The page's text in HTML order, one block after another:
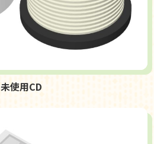
未使用CD